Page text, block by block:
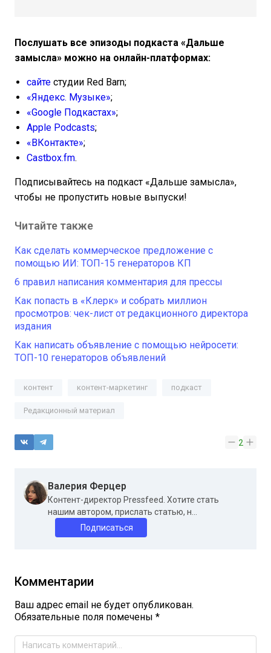
Послушать все эпизоды подкаста «Дальше
замысла» можно на онлайн-платформах:
сайте студии Red Barn;
«Яндекс. Музыке»;
«Google Подкастах»;
Apple Podcasts;
«ВКонтакте»;
Castbox.fm.
Подписывайтесь на подкаст «Дальше замысла»,
чтобы не пропустить новые выпуски!
Читайте также
Как сделать коммерческое предложение с
помощью ИИ: ТОП-15 генераторов КП
6 правил написания комментария для прессы
Как попасть в «Клерк» и собрать миллион
просмотров: чек-лист от редакционного директора
издания
Как написать объявление с помощью нейросети:
ТОП-10 генераторов объявлений
контент контент-маркетинг подкаст
Редакционный материал
2
Валерия Ферцер
Контент-директор Pressfeed. Хотите стать
нашим автором, прислать статью, н...
Подписаться
Комментарии
Ваш адрес email не будет опубликован.
Обязательные поля помечены *